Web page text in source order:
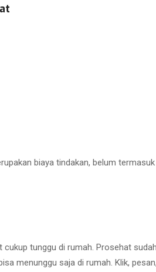
biaya tindakan, belum
tunggu di rumah. Prosehat sudah
menunggu saja di rumah. Klik,